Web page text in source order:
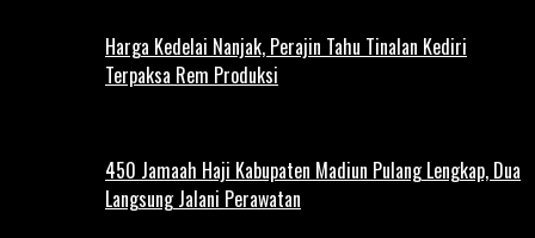
Harga Kedelai Nanjak, Perajin Tahu Tinalan Kediri
Terpaksa Rem Produksi
450 Jamaah Haji Kabupaten Madiun Pulang Lengkap, Dua
Langsung Jalani Perawatan